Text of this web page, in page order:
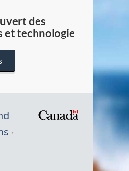
des
et technologie
Symbole